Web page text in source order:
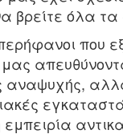
βρείτε όλα
που
αναψυχής,
εμπειρία